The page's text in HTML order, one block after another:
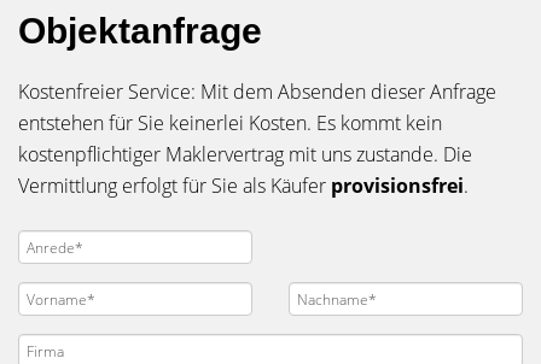
Objektanfrage
Kostenfreier Service: Mit dem Absenden dieser Anfrage
entstehen für Sie keinerlei Kosten. Es kommt kein
kostenpflichtiger Maklervertrag mit uns zustande. Die
Vermittlung erfolgt für Sie als Käufer provisionsfrei.